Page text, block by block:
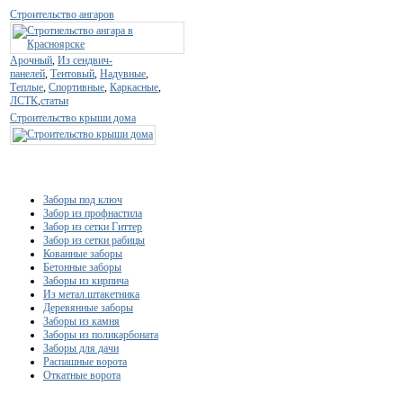
Строительство ангаров
Арочный, Из сендвич-
панелей, Тентовый, Надувные,
Теплые, Спортивные, Каркасные,
ЛСТК,статьи
Строительство крыши дома
Заборы под ключ
Забор из профнастила
Забор из сетки Гиттер
Забор из сетки рабицы
Кованные заборы
Бетонные заборы
Заборы из кирпича
Из метал.штакетника
Деревянные заборы
Заборы из камня
Заборы из поликарбоната
Заборы для дачи
Распашные ворота
Откатные ворота